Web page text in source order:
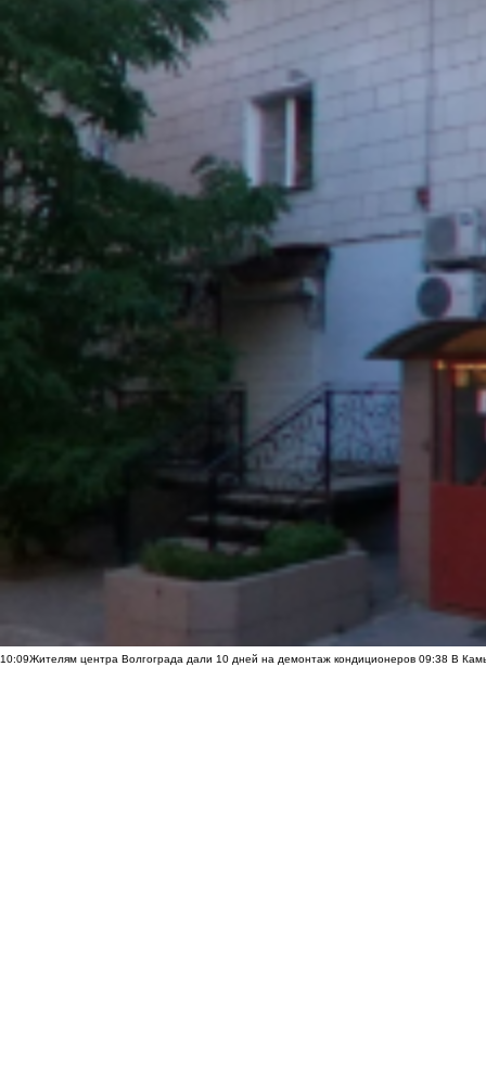
10:09Жителям центра Волгограда дали 10 дней на демонтаж кондиционеров 09:38 В